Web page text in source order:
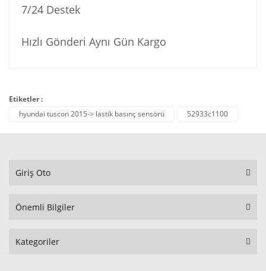
7/24 Destek
Hızlı Gönderi Aynı Gün Kargo
Etiketler :
hyundai tuscon 2015-> lastik basınç sensörü
52933c1100
Giriş Oto
Önemli Bilgiler
Kategoriler